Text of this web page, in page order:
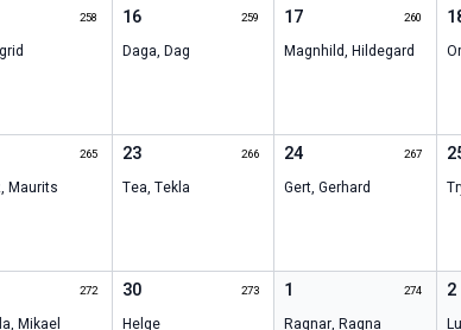
258 16 259
Daga, Dag
17 260
Magnhild,Hildegard
265
,Maurits
23 266
Tea, Tekla
24 267
Gert,Gerhard
272
,Mikael
30 273
Helge
1 274
Ragnar,Ragna
2